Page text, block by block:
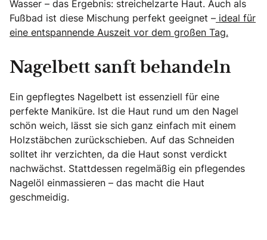
Wasser – das Ergebnis: streichelzarte Haut. Auch als
Fußbad ist diese Mischung perfekt geeignet – ideal für
eine entspannende Auszeit vor dem großen Tag.
Nagelbett sanft behandeln
Ein gepflegtes Nagelbett ist essenziell für eine
perfekte Maniküre. Ist die Haut rund um den Nagel
schön weich, lässt sie sich ganz einfach mit einem
Holzstäbchen zurückschieben. Auf das Schneiden
solltet ihr verzichten, da die Haut sonst verdickt
nachwächst. Stattdessen regelmäßig ein pflegendes
Nagelöl einmassieren – das macht die Haut
geschmeidig.